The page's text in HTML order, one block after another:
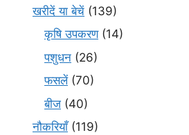
खरीदें या बेचें (139)
कृषि उपकरण(14)
पशुधन (26)
फसलें(70)
बीज (40)
नौकरियाँ(119)